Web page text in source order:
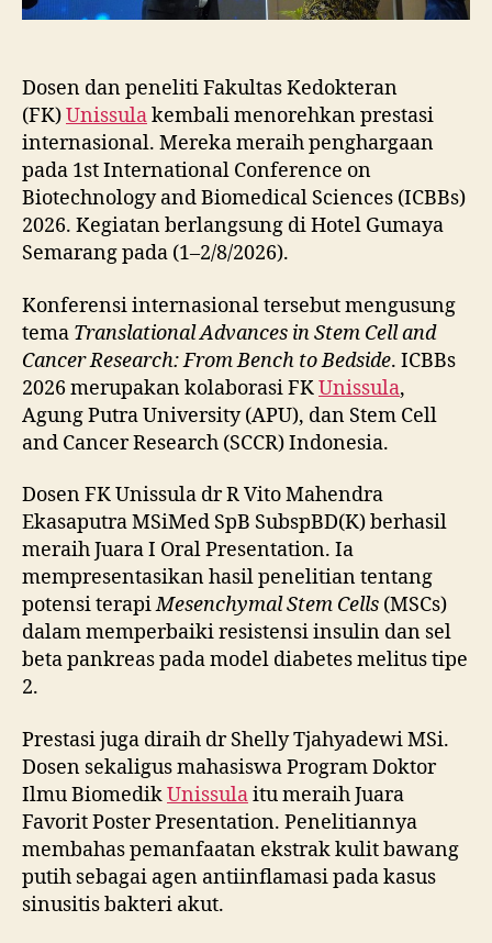
Dosen dan peneliti Fakultas Kedokteran
(FK)Unissulakembali menorehkan prestasi
internasional. Mereka meraih penghargaan
pada 1st International Conference on
Biotechnology and Biomedical Sciences (ICBBs)
2026. Kegiatan berlangsung di Hotel Gumaya
Semarang pada (1–2/8/2026).
Konferensi internasional tersebut mengusung
tema Translational Advances in Stem Cell and
Cancer Research: From Bench to Bedside. ICBBs
2026 merupakan kolaborasi FKUnissula,
Agung Putra University (APU), dan Stem Cell
and Cancer Research (SCCR) Indonesia.
Dosen FK Unissula dr R Vito Mahendra
Ekasaputra MSiMed SpB SubspBD(K) berhasil
meraih Juara I Oral Presentation. Ia
mempresentasikan hasil penelitian tentang
potensi terapiMesenchymal Stem Cells (MSCs)
dalam memperbaiki resistensi insulin dan sel
beta pankreas pada model diabetes melitus tipe
2.
Prestasi juga diraih dr Shelly Tjahyadewi MSi.
Dosen sekaligus mahasiswa Program Doktor
Ilmu BiomedikUnissulaitu meraih Juara
Favorit Poster Presentation. Penelitiannya
membahas pemanfaatan ekstrak kulit bawang
putih sebagai agen antiinflamasi pada kasus
sinusitis bakteri akut.